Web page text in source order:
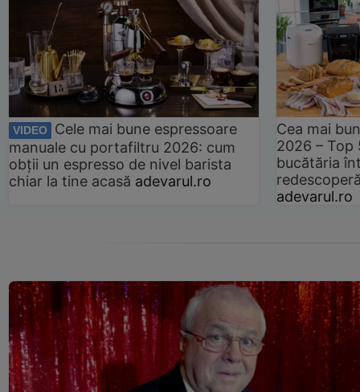
VIDEO
Cele mai bune espressoare
manuale cu portafiltru 2026: cum
obții un espresso de nivel barista
chiar la tine acasă adevarul.ro
Cea mai
2026 –
bucătăria
adevarul.ro